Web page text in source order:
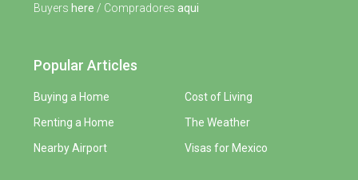
Buyers here / Compradores aqui
Popular Articles
Buying a Home
Renting a Home
Nearby Airport
Cost of Living
The Weather
Visas for Mexico